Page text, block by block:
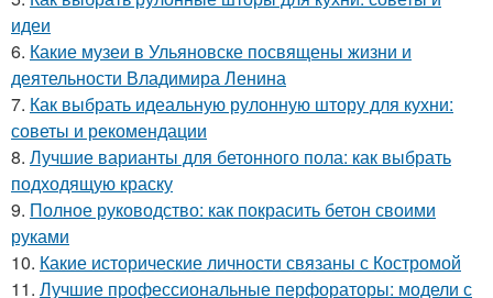
идеи
6. Какие музеи в Ульяновске посвящены жизни и
деятельности Владимира Ленина
7. Как выбрать идеальную рулонную штору для кухни:
советы и рекомендации
8. Лучшие варианты для бетонного пола: как выбрать
подходящую краску
9. Полное руководство: как покрасить бетон своими
руками
10. Какие исторические личности связаны с Костромой
11. Лучшие профессиональные перфораторы: модели с